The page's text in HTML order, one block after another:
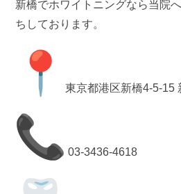
新橋でホワイトニングなら当院
ちしております。
東京都港区新橋4-5-15
03-3436-4618